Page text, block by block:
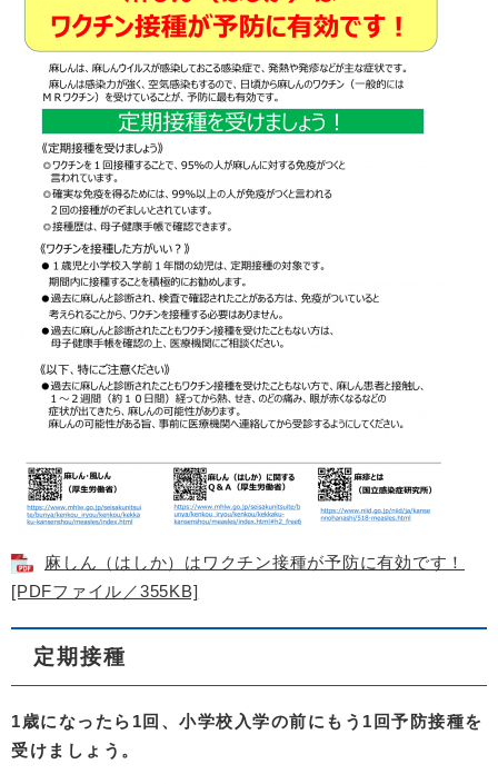
麻しん（はしか）はワクチン接種が予防に有効です！
[PDFファイル／355KB]
定期接種
1歳になったら1回、小学校入学の前にもう1回予防接種を
受けましょう。